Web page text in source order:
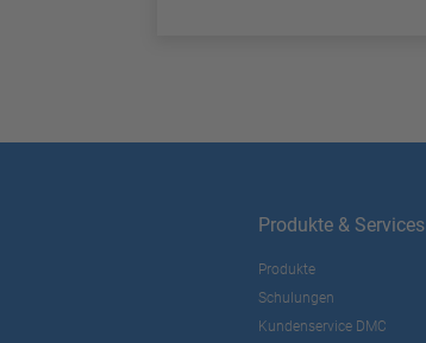
Produkte & Services
Produkte
Schulungen
Kundenservice DMC